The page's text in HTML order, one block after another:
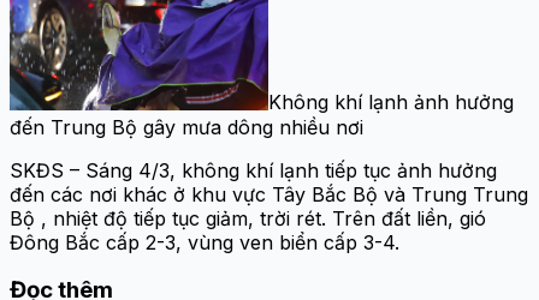
Không khí lạnh ảnh hưởng
đến Trung Bộ gây mưa dông nhiều nơi
SKĐS – Sáng 4/3, không khí lạnh tiếp tục ảnh hưởng
đến các nơi khác ở khu vực Tây Bắc Bộ và Trung Trung
Bộ , nhiệt độ tiếp tục giảm, trời rét. Trên đất liền, gió
Đông Bắc cấp 2-3, vùng ven biển cấp 3-4.
Đọc thêm